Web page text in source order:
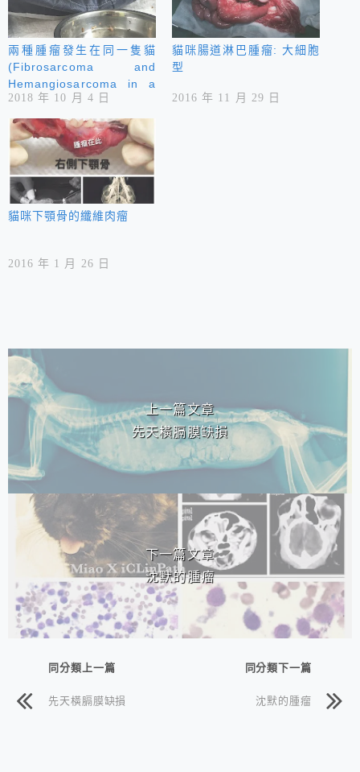
兩種腫瘤發生在同一隻貓
(Fibrosarcoma and
Hemangiosarcoma in a
cat)
2018 年 10 月 4 日
貓咪腸道淋巴腫瘤: 大細胞
型
2016 年 11 月 29 日
貓咪下顎骨的纖維肉瘤
2016 年 1 月 26 日
相連文章
上一篇文章
先天橫膈膜缺損
下一篇文章
沈默的腫瘤
同分類上一篇
先天橫膈膜缺損
同分類下一篇
沈默的腫瘤